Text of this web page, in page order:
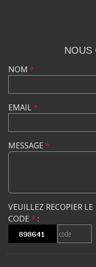
NOUS
NOM *
EMAIL*
MESSAGE *
VEUILLEZ RECOPIER LE
CODE * :